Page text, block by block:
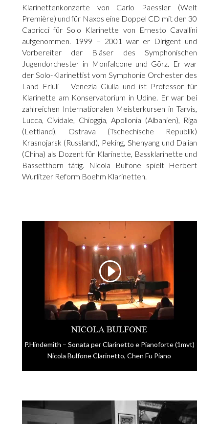
Klarinettenkonzerte von Carlo Paessler (Welt
Première) und für Naxos eine Doppel CD mit den 30
Capricci für Solo Klarinette von Ernesto Cavallini
aufgenommen. 1999 – 2001 war er Dirigent und
Vorbereiter der Bläser des Symphonischen
Jugendorchester in Monfalcone und Görz. Er war
der Solo-Klarinettist vom Symphonie Orchester des
Land Friuli – Venezia Giulia und ist Professor für
Klarinette am Konservatorium in Udine. Er war bei
zahlreichen Internationalen Meisterkursen in Tarvis,
Lucca, Cividale, Chioggia, Apollonia (Albanien), Riga
(Lettland), Ostrava (Tschechische Republik)
Krasnojarsk (Russland), Peking, Shenyang und Dalian
(China) als Dozent für Klarinette, Bassklarinette und
Bassetthorn tätig. Nicola Bulfone spielt Herbert
Wurlitzer Reform Boehm Klarinetten.
NICOLA BULFONE
P.Hindemith – Sonata per Clarinetto e Pianoforte (1mvt)
Nicola Bulfone Clarinetto, Chen Fu Piano